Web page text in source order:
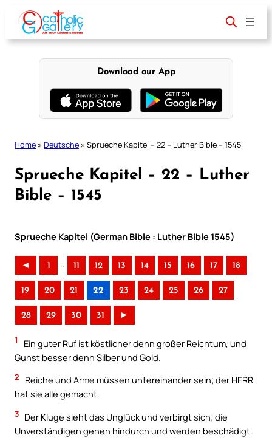
content
Download our App
Home » Deutsche » Sprueche Kapitel – 22 – Luther Bible – 1545
Sprueche Kapitel – 22 – Luther
Bible – 1545
Sprueche Kapitel (German Bible : Luther Bible 1545)
◄ 1 .. 11 12 13 14 15 16 17 18
19 20 21 22 23 24 25 26 27
28 29 30 31 ►
1
Ein guter Ruf ist köstlicher denn großer Reichtum, und
Gunst besser denn Silber und Gold.
2
Reiche und Arme müssen untereinander sein; der HERR
hat sie alle gemacht.
3 Der Kluge sieht das Unglück und verbirgt sich; die
Unverständigen gehen hindurch und werden beschädigt.